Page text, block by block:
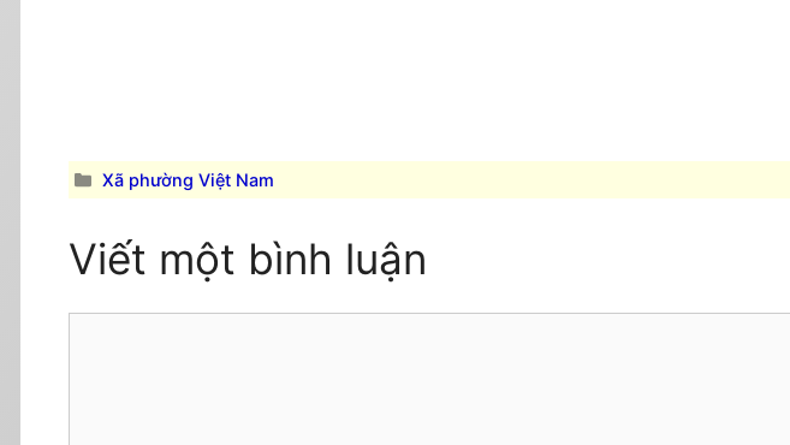
Danh
mục
Xã phường Việt Nam
Viết một bình luận